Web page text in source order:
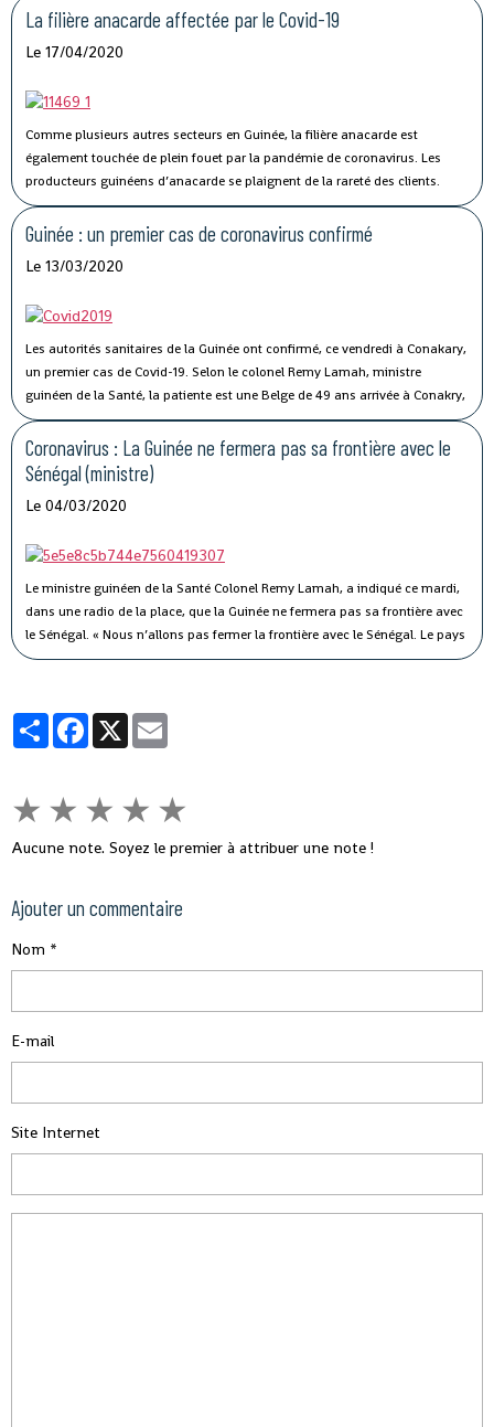
La filière anacarde affectée par le Covid-19
Le 17/04/2020
Comme plusieurs autres secteurs en Guinée, la filière anacarde est
également touchée de plein fouet par la pandémie de coronavirus. Les
producteurs guinéens d’anacarde se plaignent de la rareté des clients.
Lancée le 02 avril dernier, par le ministère du Commerce, la campagne de
commercialisation de l’anacarde n’a pas connu son affluence habituelle à
cause de la crise sanitaire qui secoue le monde.
Guinée : un premier cas de coronavirus confirmé
Le 13/03/2020
Les autorités sanitaires de la Guinée ont confirmé, ce vendredi à Conakary,
un premier cas de Covid-19. Selon le colonel Remy Lamah, ministre
guinéen de la Santé, la patiente est une Belge de 49 ans arrivée à Conakry,
il y a une semaine. « Elle a été conduite et isolée au Centre de traitement de
Nongo », a-t-il indiqué.
Coronavirus : La Guinée ne fermera pas sa frontière avec le
Sénégal (ministre)
Le 04/03/2020
Le ministre guinéen de la Santé Colonel Remy Lamah, a indiqué ce mardi,
dans une radio de la place, que la Guinée ne fermera pas sa frontière avec
le Sénégal. « Nous n’allons pas fermer la frontière avec le Sénégal. Le pays
est signataire du règlement sanitaire international. Ce n’est pas parce que
prises pour éviter ce virus en Guinée.
PartagerFacebook
X
★ ★ ★ ★ ★
Aucune note. Soyez le premier à attribuer une note !
Ajouter un commentaire
Nom
E-mail
Site Internet